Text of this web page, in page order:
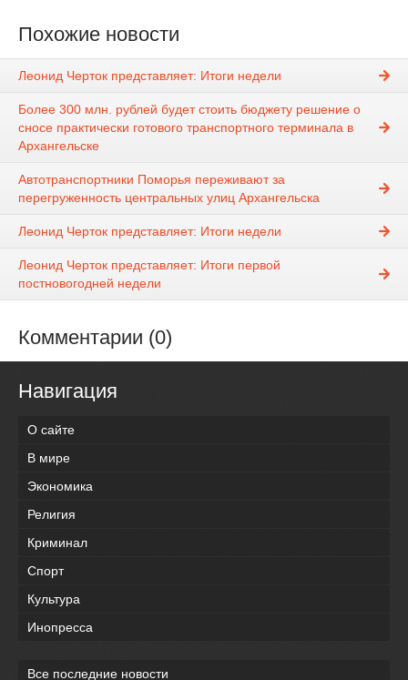
Похожие новости
Леонид Черток представляет: Итоги недели
Более 300 млн. рублей будет стоить бюджету решение о
сносе практически готового транспортного терминала в
Архангельске
Автотранспортники Поморья переживают за
перегруженность центральных улиц Архангельска
Леонид Черток представляет: Итоги недели
Леонид Черток представляет: Итоги первой
постновогодней недели
Комментарии (0)
Навигация
О сайте
В мире
Экономика
Религия
Криминал
Спорт
Культура
Инопресса
Все последние новости